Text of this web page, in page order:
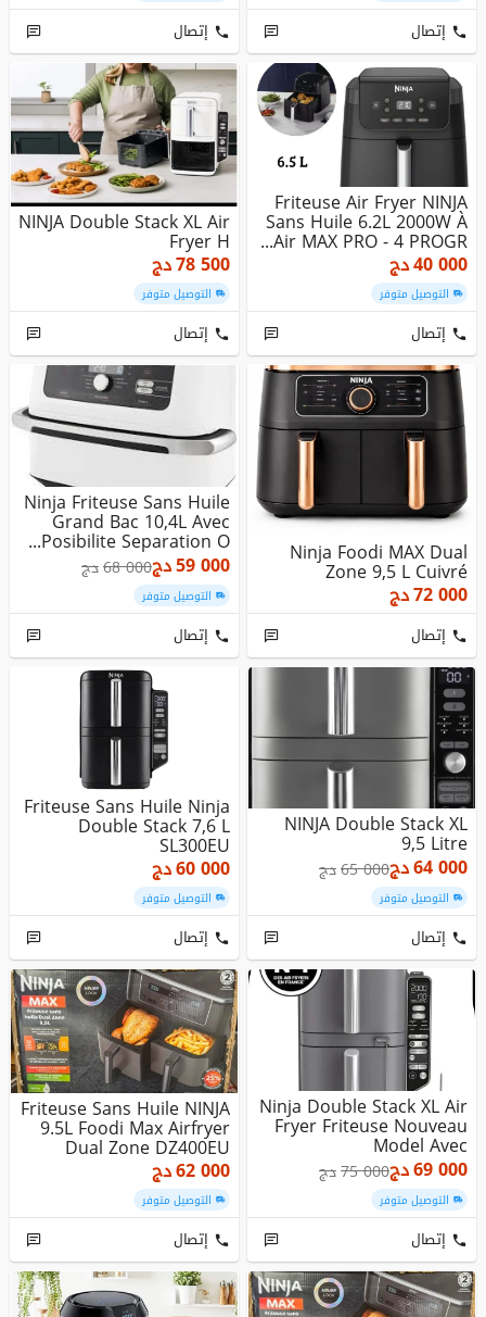
إتصال إتصال
Friteuse Air Fryer NINJA
Sans Huile 6.2L 2000W À
Air MAX PRO - 4 PROGR...
40 000دج
التوصيل متوفر
إتصال
NINJA Double Stack XL Air
Fryer H
78 500دج
التوصيل متوفر
إتصال
Ninja Foodi MAX Dual
Zone 9,5 L Cuivré
72 000دج
إتصال
Ninja Friteuse Sans Huile
Grand Bac 10,4L Avec
Posibilite Separation O...
59 000دج68 000دج
التوصيل متوفر
إتصال
NINJA Double Stack XL
9,5 Litre
64 000دج65 000دج
التوصيل متوفر
إتصال
Friteuse Sans Huile Ninja
Double Stack 7,6 L
SL300EU
60 000دج
التوصيل متوفر
إتصال
Ninja Double Stack XL Air
Fryer Friteuse Nouveau
Model Avec
Thermosond...
69 000دج75 000دج
التوصيل متوفر
إتصال
Friteuse Sans Huile NINJA
9.5L Foodi Max Airfryer
Dual Zone DZ400EU
62 000دج
التوصيل متوفر
إتصال